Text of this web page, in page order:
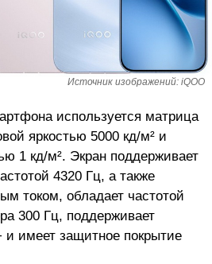
Источник изображений: iQOO
используется матрица
яркостью 5000 кд/м² и
1 кд/м². Экран поддерживает
4320 Гц, а также
током, обладает частотой
300 Гц, поддерживает
и имеет защитное покрытие